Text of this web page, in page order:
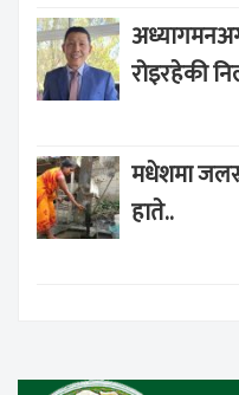
रोइरहेकी
मधेशमा
हाते..